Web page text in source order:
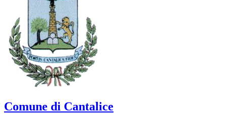
Comune di Cantalice